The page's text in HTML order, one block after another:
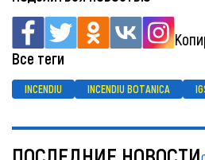
Все теги
INCENDIU INCENDIU BOTANICA